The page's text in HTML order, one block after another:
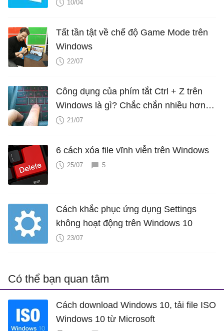
10/04
Tất tần tật về chế độ Game Mode trên
Windows
22/07
Công dụng của phím tắt Ctrl + Z trên
Windows là gì? Chắc chắn nhiều hơn
bạn nghĩ
21/07
6 cách xóa file vĩnh viễn trên Windows
25/07 5
Cách khắc phục ứng dụng Settings
không hoạt động trên Windows 10
23/07
Có thể bạn quan tâm
Cách download Windows 10, tải file ISO
Windows 10 từ Microsoft